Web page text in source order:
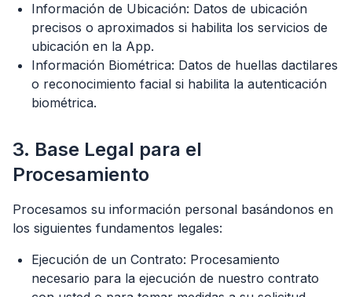
Información de Ubicación: Datos de ubicación
precisos o aproximados si habilita los servicios de
ubicación en la App.
Información Biométrica: Datos de huellas dactilares
o reconocimiento facial si habilita la autenticación
biométrica.
3. Base Legal para el
Procesamiento
Procesamos su información personal basándonos en
los siguientes fundamentos legales:
Ejecución de un Contrato: Procesamiento
necesario para la ejecución de nuestro contrato